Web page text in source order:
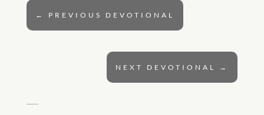
← PREVIOUS DEVOTIONAL
NEXT DEVOTIONAL →